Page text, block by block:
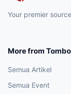
Your premier
More from
Semua Artikel
Semua Event